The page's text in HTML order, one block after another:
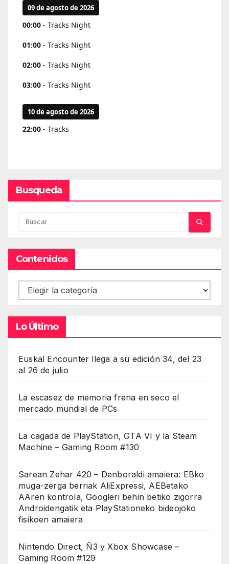
Busqueda
Contenidos
Contenidos
Lo Último
Euskal Encounter llega a su edición 34, del 23
al 26 de julio
La escasez de memoria frena en seco el
mercado mundial de PCs
La cagada de PlayStation, GTA VI y la Steam
Machine – Gaming Room #130
Sarean Zehar 420 – Denboraldi amaiera: EBko
muga-zerga berriak AliExpressi, AEBetako
AAren kontrola, Googleri behin betiko zigorra
Androidengatik eta PlayStationeko bideojoko
fisikoen amaiera
Nintendo Direct, Ñ3 y Xbox Showcase –
Gaming Room #129